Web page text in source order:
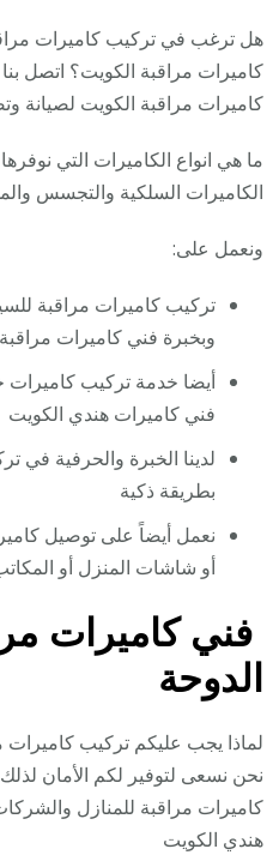
هل ترغب في تركيب كاميرات
كاميرات مراقبة الكويت؟ اتصل
كاميرات مراقبة الكويت لصيانة
ما هي انواع الكاميرات التي
الكاميرات السلكية والتجسس
ونعمل على:
تركيب كاميرات مراقبة
وبخبرة فني كاميرات
أيضا خدمة تركيب كاميرات
فني كاميرات هندي الكويت
لدينا الخبرة والحرفية في
بطريقة ذكية
نعمل أيضاً على توصيل
أو شاشات المنزل أو
فني كاميرات
الدوحة
لماذا يجب عليكم تركيب كاميرات
نحن نسعى لتوفير لكم الأمان
كاميرات مراقبة للمنازل
هندي الكويت